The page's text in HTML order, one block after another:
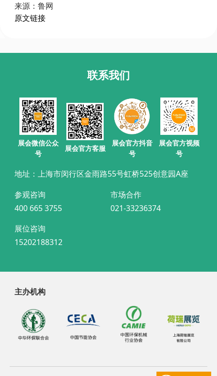
来源：鲁网
原文链接
联系我们
展会微信公众
号
展会官方客服
展会官方抖音
号
展会官方视频
号
地址：上海市闵行区金雨路55号虹桥525创意园A座
参观咨询
400 665 3755
市场合作
021-33236374
展位咨询
15202188312
主办机构